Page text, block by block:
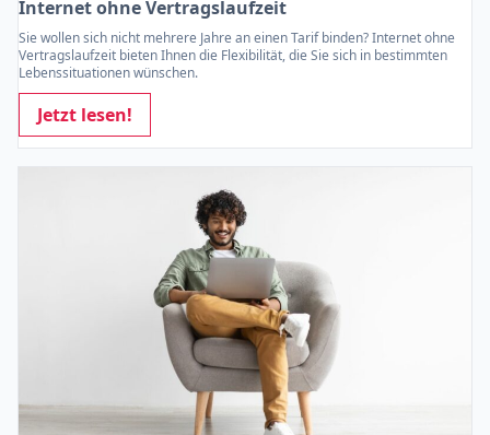
Internet ohne Vertragslaufzeit
Sie wollen sich nicht mehrere Jahre an einen Tarif binden? Internet ohne
Vertragslaufzeit bieten Ihnen die Flexibilität, die Sie sich in bestimmten
Lebenssituationen wünschen.
Jetzt lesen!